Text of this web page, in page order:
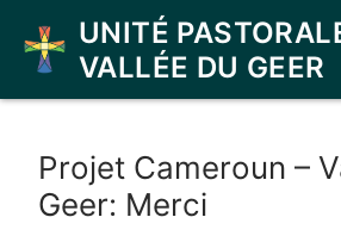
contenu
UNITÉ
VALLÉE DU GEER
Projet Cameroun –
Geer: Merci